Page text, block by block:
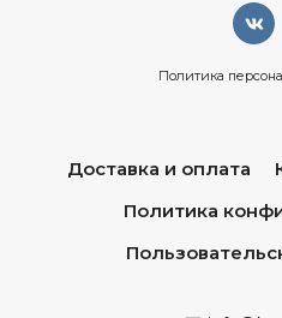
Политика
Доставка и оплата
Политика